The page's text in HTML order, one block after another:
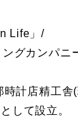
Life」/
グカンパニ
計店精工舎(
して設立。